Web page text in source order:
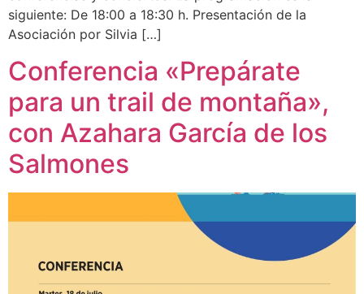
siguiente: De 18:00 a 18:30 h. Presentación de la
Asociación por Silvia […]
Conferencia «Prepárate
para un trail de montaña»,
con Azahara García de los
Salmones